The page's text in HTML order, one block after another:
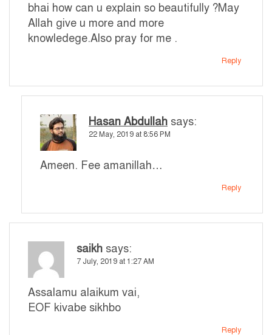
bhai how can u explain so beautifully ?May
Allah give u more and more
knowledege.Also pray for me .
Reply
Hasan Abdullah says:
22 May, 2019 at 8:56 PM
Ameen. Fee amanillah…
Reply
saikh says:
7 July, 2019 at 1:27 AM
Assalamu alaikum vai,
EOF kivabe sikhbo
Reply